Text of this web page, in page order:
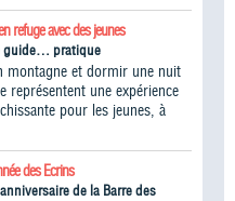
refuge avec des jeunes
guide… pratique
montagne et dormir une nuit
représentent une expérience
pour les jeunes, à
des Ecrins
de la Barre des